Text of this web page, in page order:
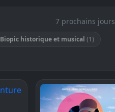
7 prochains jours
Biopic historique et musical (1)